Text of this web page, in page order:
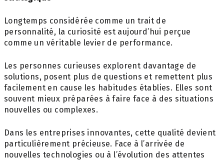
Longtemps considérée comme un trait de
personnalité, la curiosité est aujourd’hui perçue
comme un véritable levier de performance.
Les personnes curieuses explorent davantage de
solutions, posent plus de questions et remettent plus
facilement en cause les habitudes établies. Elles sont
souvent mieux préparées à faire face à des situations
nouvelles ou complexes.
Dans les entreprises innovantes, cette qualité devient
particulièrement précieuse. Face à l’arrivée de
nouvelles technologies ou à l’évolution des attentes